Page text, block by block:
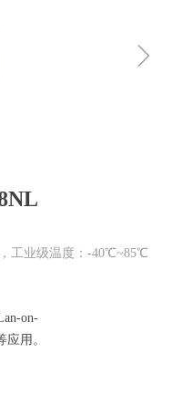
工业级温度：-40℃~85℃
on-
应用。
ꁇ